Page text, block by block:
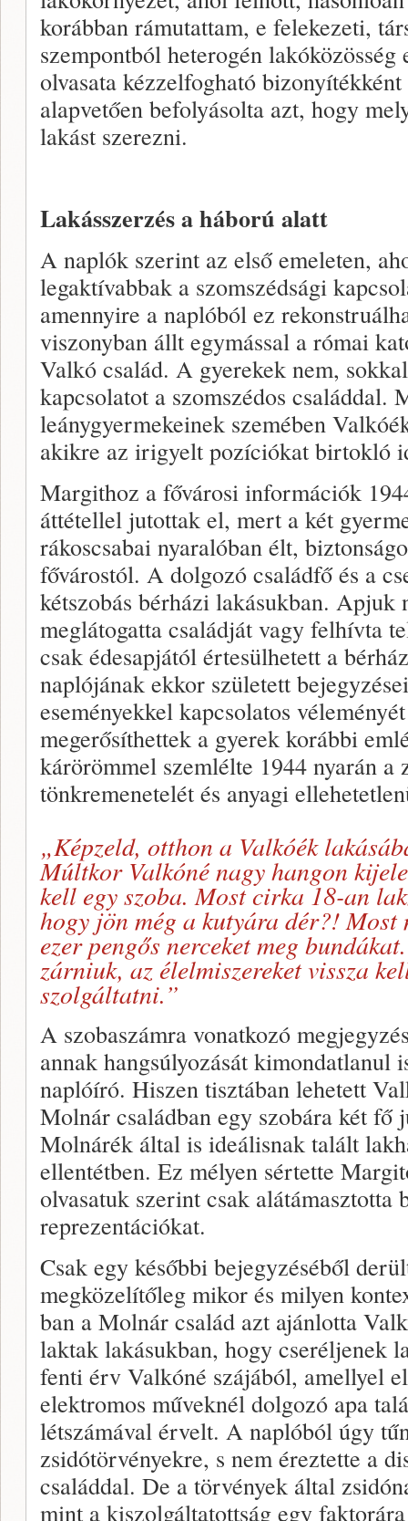
korábban rámutattam, e felekezeti,
szempontból heterogén
olvasata kézzelfogható
alapvetően befolyásolta azt, hogy
lakást szerezni.
Lakásszerzés a háború alatt
A naplók szerint az első emeleten,
legaktívabbak a szomszédsági
amennyire a naplóból ez
viszonyban állt egymással a római
Valkó család. A gyerekek nem,
kapcsolatot a szomszédos családdal.
leánygyermekeinek szemében
akikre az irigyelt pozíciókat birtokló
Margithoz a fővárosi információk
áttétellel jutottak el, mert a két
rákoscsabai nyaralóban élt,
fővárostól. A dolgozó családfő és a
kétszobás bérházi lakásukban. Apjuk
meglátogatta családját vagy felhívta
csak édesapjától értesülhetett a
naplójának ekkor született
eseményekkel kapcsolatos
megerősíthettek a gyerek korábbi
kárörömmel szemlélte 1944 nyarán a
tönkremenetelét és anyagi
„Képzeld, otthon a Valkóék
Múltkor Valkóné nagy hangon
kell egy szoba. Most cirka 18-an
hogy jön még a kutyára dér?! Most
ezer pengős nerceket meg
zárniuk, az élelmiszereket vissza
szolgáltatni.”
A szobaszámra vonatkozó
annak hangsúlyozását kimondatlanul
naplóíró. Hiszen tisztában lehetett
Molnár családban egy szobára két fő
Molnárék által is ideálisnak talált
ellentétben. Ez mélyen sértette
olvasatuk szerint csak alátámasztotta
reprezentációkat.
Csak egy későbbi bejegyzéséből
megközelítőleg mikor és milyen
ban a Molnár család azt ajánlotta
laktak lakásukban, hogy cseréljenek
fenti érv Valkóné szájából, amellyel
elektromos műveknél dolgozó apa
létszámával érvelt. A naplóból úgy
zsidótörvényekre, s nem éreztette a
családdal. De a törvények által
mint a kiszolgáltatottság egy